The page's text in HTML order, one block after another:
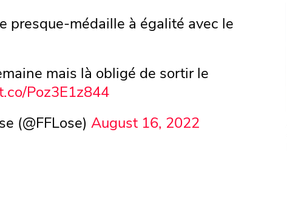
presque-médaille à égalité avec le
mais là obligé de sortir le
Poz3E1z844
(@FFLose) August 16, 2022